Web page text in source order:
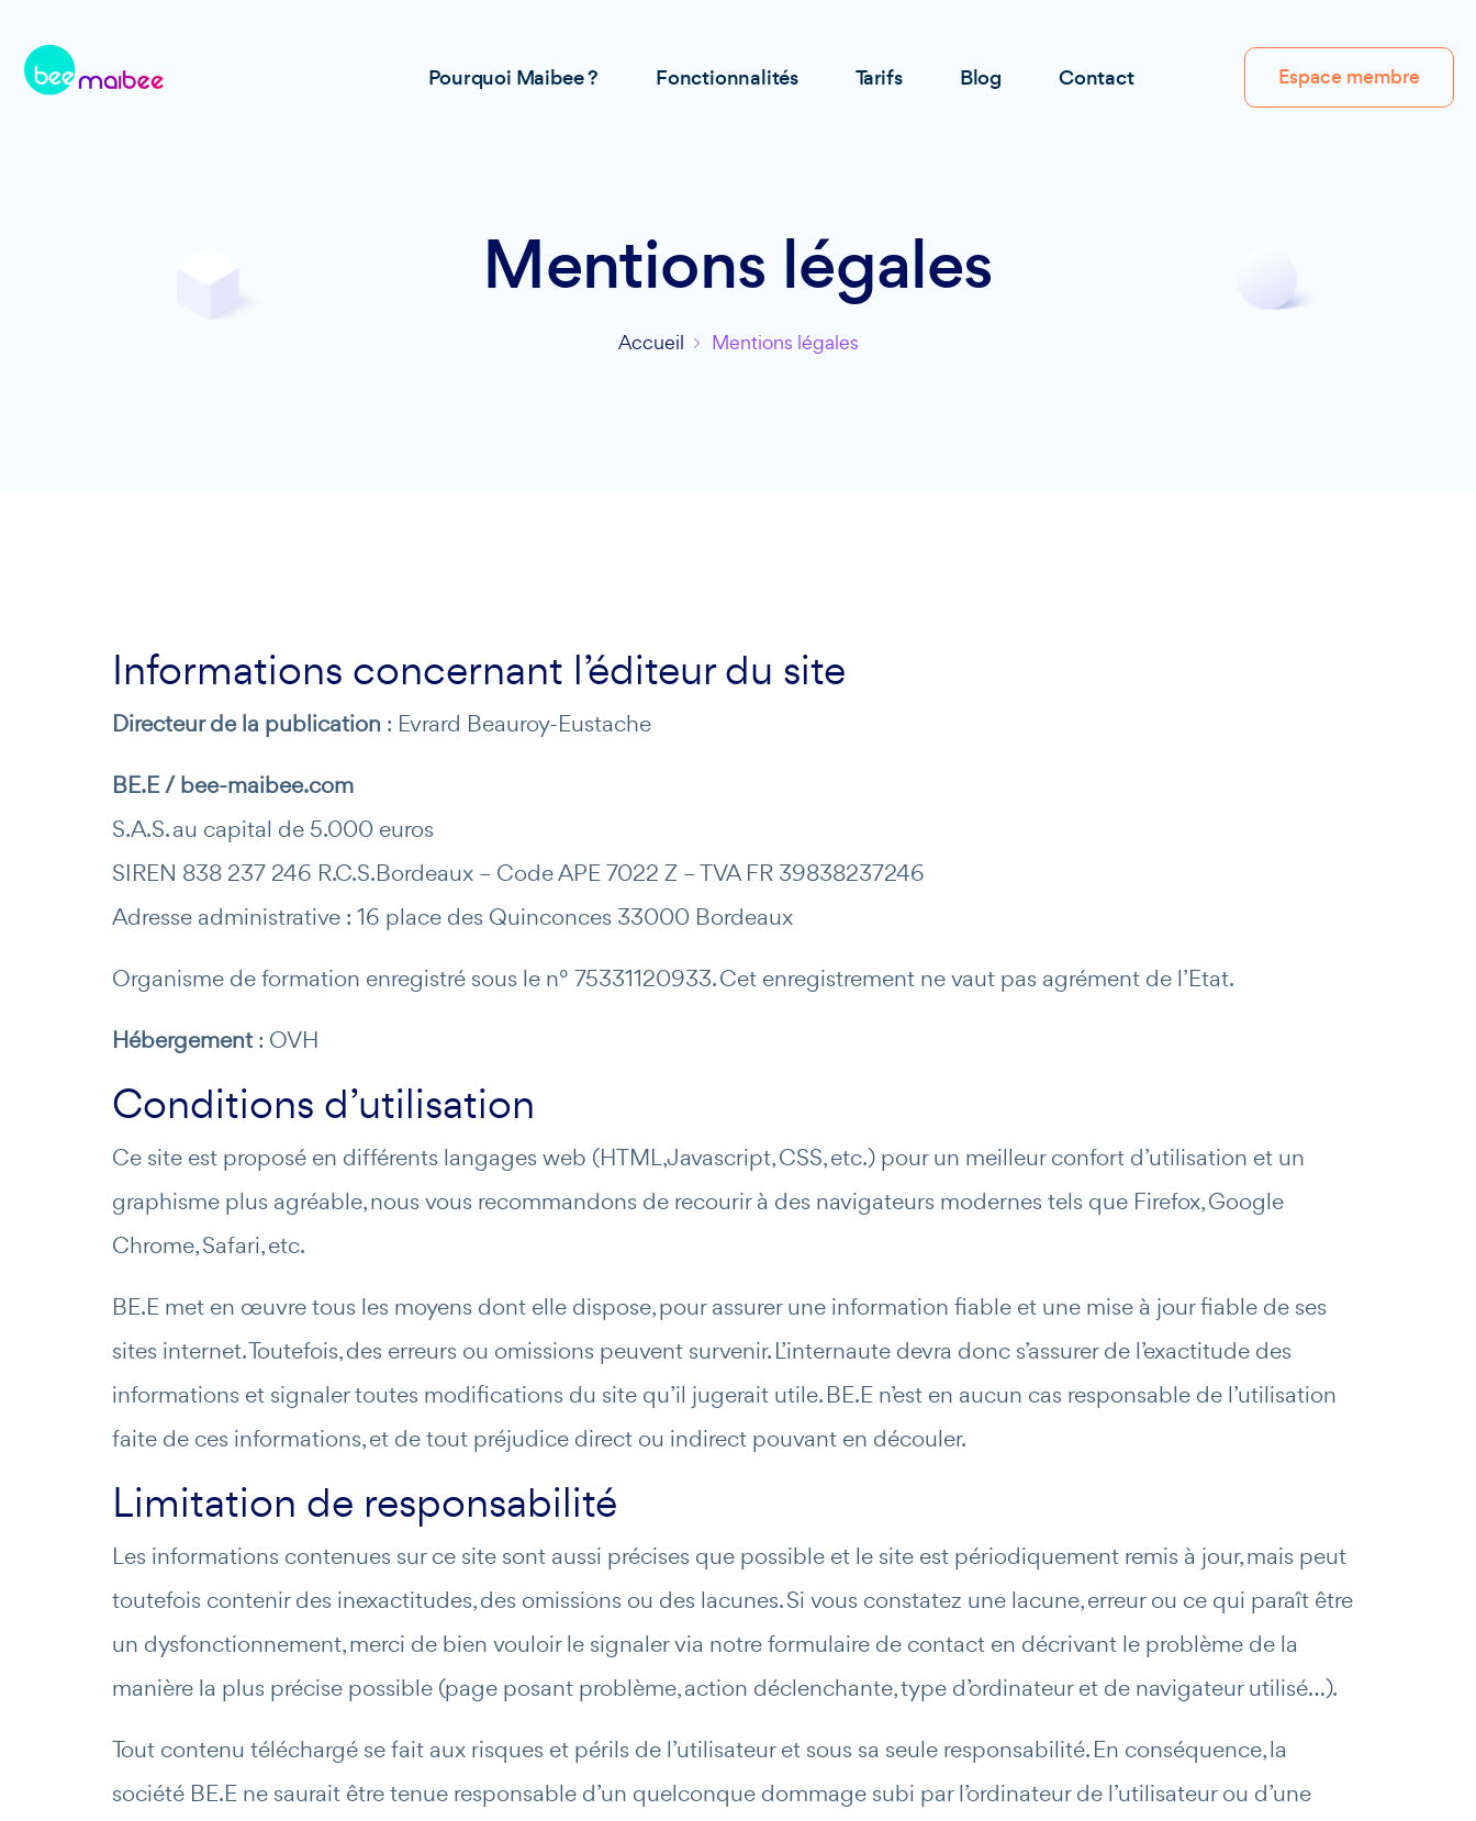
Espace membre
Pourquoi Maibee ? Fonctionnalités Tarifs Blog Contact
Mentions légales
Accueil Mentions légales
Informations concernant l’éditeur du site
Directeur de la publication : Evrard Beauroy-Eustache
BE.E / bee-maibee.com
S.A.S. au capital de 5.000 euros
SIREN 838 237 246 R.C.S.Bordeaux – Code APE 7022 Z – TVA FR 39838237246
Adresse administrative : 16 place des Quinconces 33000 Bordeaux
Organisme de formation enregistré sous le n° 75331120933. Cet enregistrement ne vaut pas agrément de l’Etat.
Hébergement : OVH
Conditions d’utilisation
Ce site est proposé en différents langages web (HTML, Javascript, CSS, etc.) pour un meilleur confort d’utilisation et un
graphisme plus agréable, nous vous recommandons de recourir à des navigateurs modernes tels que Firefox, Google
Chrome, Safari, etc.
BE.E met en œuvre tous les moyens dont elle dispose, pour assurer une information fiable et une mise à jour fiable de ses
sites internet. Toutefois, des erreurs ou omissions peuvent survenir. L’internaute devra donc s’assurer de l’exactitude des
informations et signaler toutes modifications du site qu’il jugerait utile. BE.E n’est en aucun cas responsable de l’utilisation
faite de ces informations, et de tout préjudice direct ou indirect pouvant en découler.
Limitation de responsabilité
Les informations contenues sur ce site sont aussi précises que possible et le site est périodiquement remis à jour, mais peut
toutefois contenir des inexactitudes, des omissions ou des lacunes. Si vous constatez une lacune, erreur ou ce qui paraît être
un dysfonctionnement, merci de bien vouloir le signaler via notre formulaire de contact en décrivant le problème de la
manière la plus précise possible (page posant problème, action déclenchante, type d’ordinateur et de navigateur utilisé…).
Tout contenu téléchargé se fait aux risques et périls de l’utilisateur et sous sa seule responsabilité. En conséquence, la
société BE.E ne saurait être tenue responsable d’un quelconque dommage subi par l’ordinateur de l’utilisateur ou d’une